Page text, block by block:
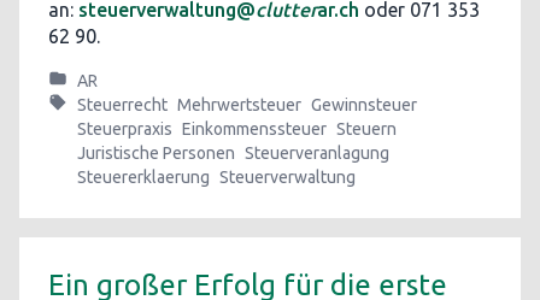
an: steuerverwaltung@clutterar.ch oder 071 353
62 90.
AR
Steuerrecht Mehrwertsteuer Gewinnsteuer
Steuerpraxis Einkommenssteuer Steuern
Juristische Personen Steuerveranlagung
Steuererklaerung Steuerverwaltung
Ein großer Erfolg für die erste